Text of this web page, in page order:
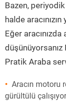
Bazen,
halde
Eğer aracınızda
düşünüyorsanız
Pratik Araba
Aracın motoru
gürültülü